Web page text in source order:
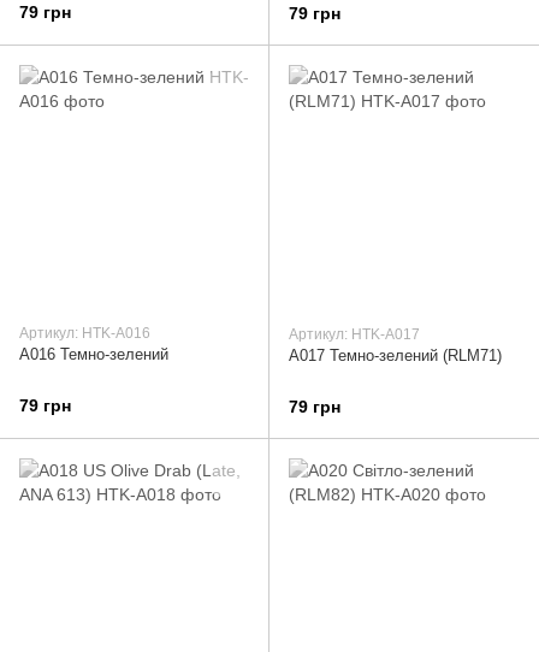
79 грн 79 грн
Артикул: HTK-A016
A016 Темно-зелений
79 грн
Артикул: HTK-A017
A017 Темно-зелений (RLM71)
79 грн